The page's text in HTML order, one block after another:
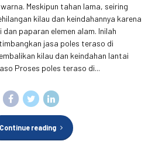
Meskipun tahan lama, seiring
kilau dan keindahannya karena
paparan elemen alam. Inilah
jasa poles teraso di
kilau dan keindahan lantai
Proses poles teraso di...
Continue reading